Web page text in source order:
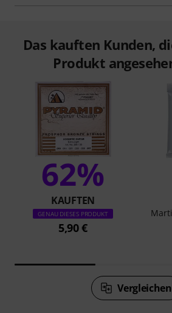
Das kauften Kunden,
Produkt
62%
KAUFTEN
GENAU DIESES PRODUKT
5,90 €
Vergleichen